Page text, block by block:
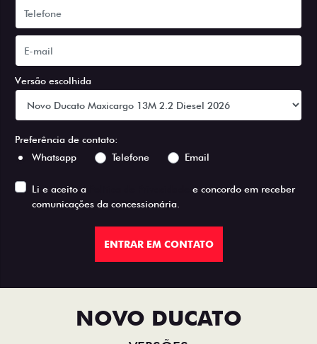
Versão escolhida
Preferência de contato:
Whatsapp
Telefone Email
Li e aceito a
e concordo em receber
comunicações da concessionária.
ENTRAR EM CONTATO
NOVO DUCATO